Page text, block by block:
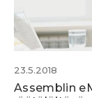
23.5.2018
Assemblin